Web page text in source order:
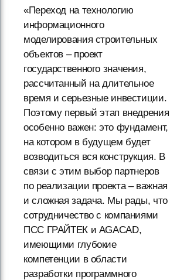
«Переход на технологию
информационного
моделирования строительных
объектов – проект
государственного значения,
рассчитанный на длительное
время и серьезные инвестиции.
Поэтому первый этап внедрения
особенно важен: это фундамент,
на котором в будущем будет
возводиться вся конструкция. В
связи с этим выбор партнеров
по реализации проекта – важная
и сложная задача. Мы рады, что
сотрудничество с компаниями
ПСС ГРАЙТЕК и AGACAD,
имеющими глубокие
компетенции в области
разработки программного